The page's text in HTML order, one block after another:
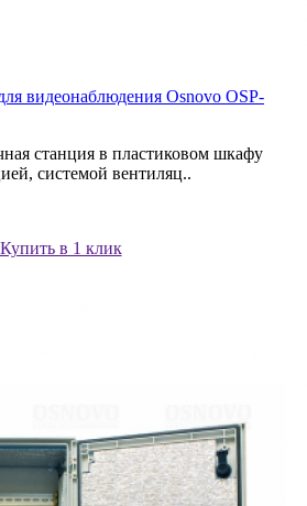
видеонаблюдения Osnovo OSP-
станция в пластиковом шкафу
системой вентиляц..
Купить в 1 клик